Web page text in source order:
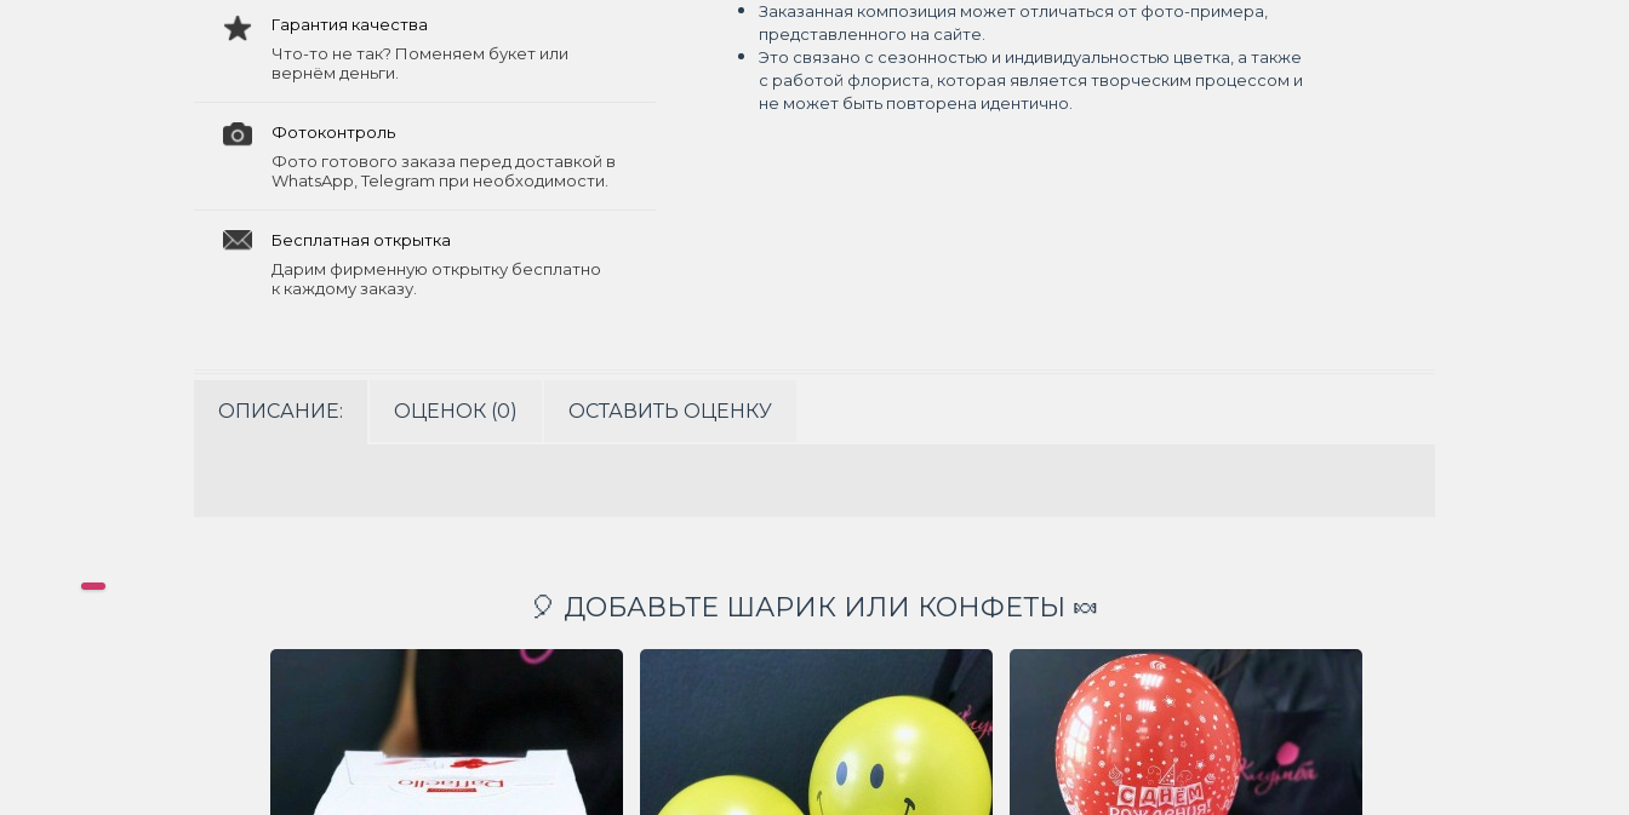
Гарантия качества
Что-то не так? Поменяем букет или
вернём деньги.
Фотоконтроль
Фото готового заказа перед доставкой в
WhatsApp, Telegram при необходимости.
Бесплатная открытка
Дарим фирменную открытку бесплатно
к каждому заказу.
Заказанная композиция может отличаться от фото-примера,
представленного на сайте.
Это связано с сезонностью и индивидуальностью цветка, а также
с работой флориста, которая является творческим процессом и
не может быть повторена идентично.
ОПИСАНИЕ: ОЦЕНОК (0) ОСТАВИТЬ ОЦЕНКУ
🎈 ДОБАВЬТЕ ШАРИК ИЛИ КОНФЕТЫ 🍬